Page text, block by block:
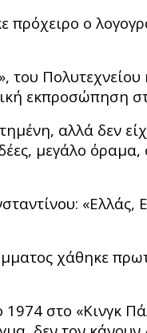
ο
του
εκπροσώπηση
αλλά δεν
μεγάλο όραμα,
«Ελλάς,
χάθηκε
στο «Κινγκ